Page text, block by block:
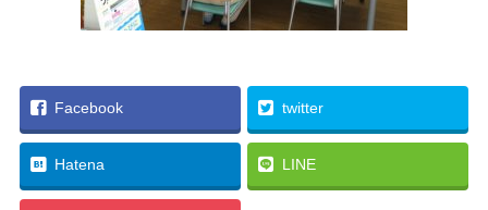
Facebook twitter
Hatena LINE